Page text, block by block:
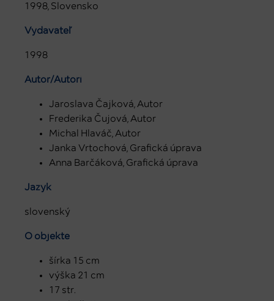
1998, Slovensko
Vydavateľ
1998
Autor/Autori
Jaroslava Čajková, Autor
Frederika Čujová, Autor
Michal Hlaváč, Autor
Janka Vrtochová, Grafická úprava
Anna Barčáková, Grafická úprava
Jazyk
slovenský
O objekte
šírka 15 cm
výška 21 cm
17 str.